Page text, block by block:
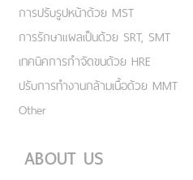
การปรับรูปหน้าด้วย MST
การรักษาแผลเป็นด้วย SRT, SMT
เทคนิคการกำจัดขนด้วย HRE
ปรับการทำงานกล้ามเนื้อด้วย MMT
Other
ABOUT US